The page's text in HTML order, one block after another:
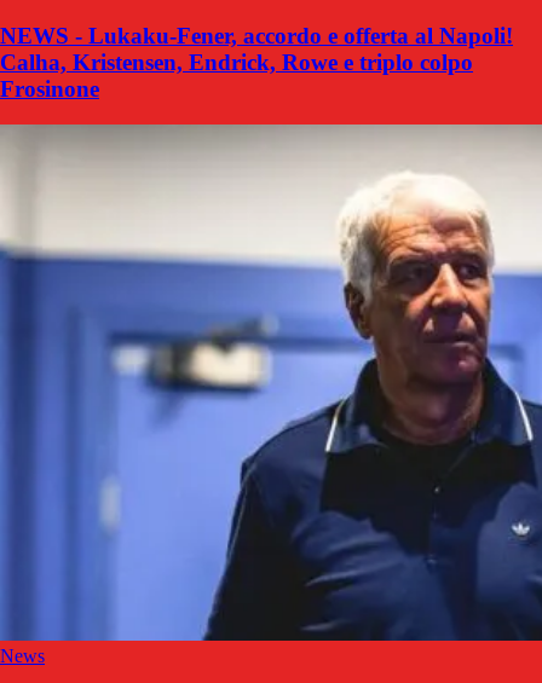
NEWS - Lukaku-Fener, accordo e offerta al Napoli!
Calha, Kristensen, Endrick, Rowe e triplo colpo
Frosinone
News